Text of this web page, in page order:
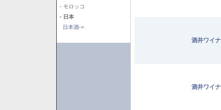
- モロッコ
- 日本
日本酒->
酒井ワイ
酒井ワイ